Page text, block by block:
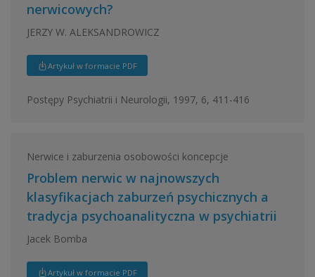
nerwicowych?
JERZY W. ALEKSANDROWICZ
Artykuł w formacie PDF
Postępy Psychiatrii i Neurologii, 1997, 6, 411-416
Nerwice i zaburzenia osobowości koncepcje
Problem nerwic w najnowszych
klasyfikacjach zaburzeń psychicznych a
tradycja psychoanalityczna w psychiatrii
Jacek Bomba
Artykuł w formacie PDF